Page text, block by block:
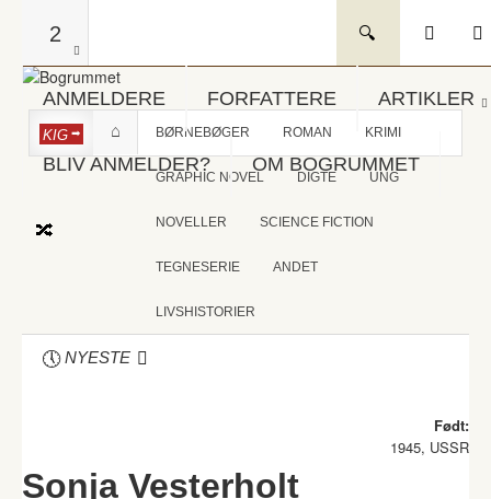
2
ANMELDERE FORFATTERE ARTIKLER
BLIV ANMELDER? OM BOGRUMMET
KIG BØRNEBØGER ROMAN KRIMI
GRAPHIC NOVEL DIGTE UNG
NOVELLER SCIENCE FICTION
TEGNESERIE ANDET
LIVSHISTORIER
NYESTE
Født:
1945, USSR
Sonja Vesterholt